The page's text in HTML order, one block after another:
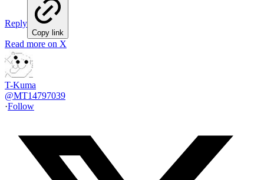
Reply
Copy link
Read more on X
T-Kuma
@MT14797039
·Follow